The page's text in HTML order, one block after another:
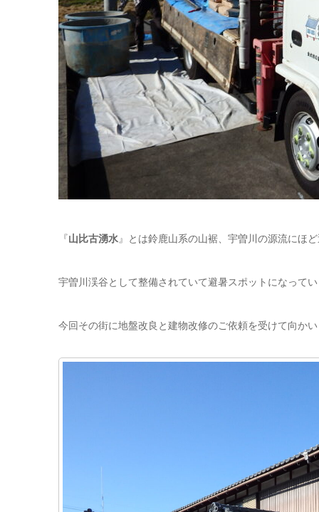
『山比古湧水』とは鈴鹿山系の山裾、宇曽川の源流にほ
宇曽川渓谷として整備されていて避暑スポットになって
今回その街に地盤改良と建物改修のご依頼を受けて向か